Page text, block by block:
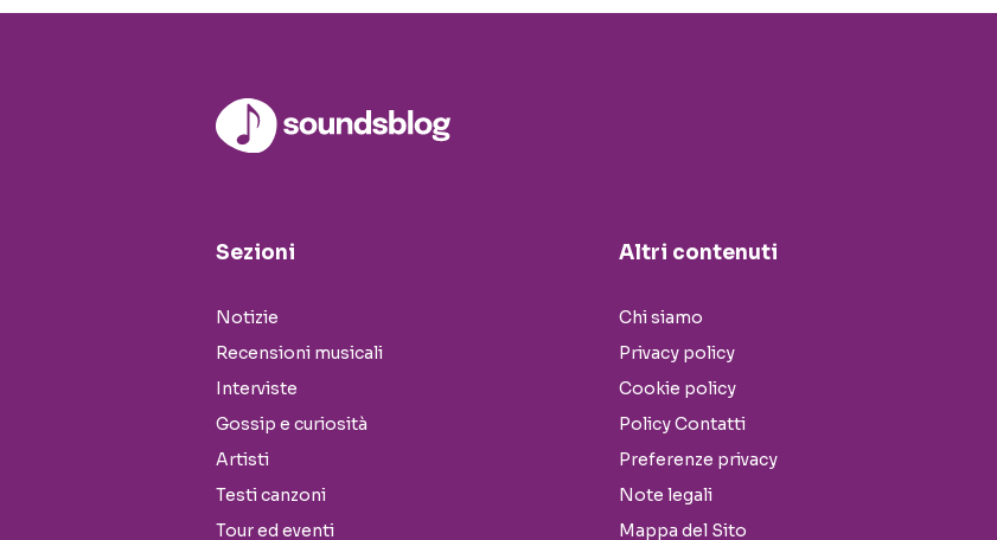
Sezioni
Notizie
Recensioni musicali
Interviste
Gossip e curiosità
Artisti
Testi canzoni
Tour ed eventi
Altri contenuti
Chi siamo
Privacy policy
Cookie policy
Policy Contatti
Preferenze privacy
Note legali
Mappa del Sito